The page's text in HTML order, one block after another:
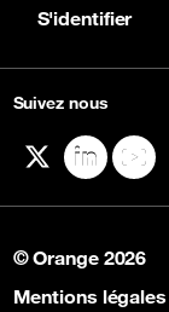
Suivez nous
X LinkedIn
Connectivité Cloud
S'identifier
© Orange 2026
Mentions légales